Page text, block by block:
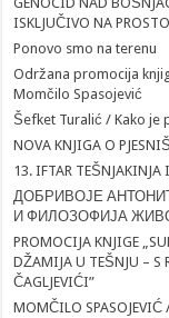
ISKLJUČIVO NA
Ponovo smo na terenu
Održana promocija
Momčilo Spasojević
Šefket Turalić / Kako je
NOVA KNJIGA O
13. IFTAR TEŠNJAKINJA
ДОБРИВОЈЕ
И ФИЛОЗОФИЈА
PROMOCIJA KNJIGE
DŽAMIJA U TEŠNJU – S
ČAGLJEVIĆI”
MOMČILO SPASOJEVIĆ